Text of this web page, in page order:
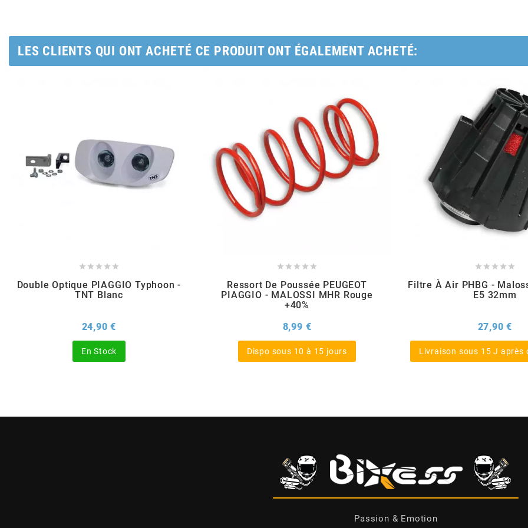
AVOC
BERING
BETA MOTOS
BETA RACING
LES CLIENTS QUI ONT ACHETÉ CE PRODUIT ONT ÉGALEMENT ACHETÉ:
    
Double Optique PIAGGIO Typhoon -
TNT Blanc
24,90 €
En Stock
    
Ressort De Poussée PEUGEOT
PIAGGIO - MALOSSI MHR Rouge
+40%
8,99 €Prix
Dispo sous 10 à 15 jours
    
Filtre À Air PHBG -
E5 32mm
27,90 €
Livraison sous 15 J après
Passion & Emotion